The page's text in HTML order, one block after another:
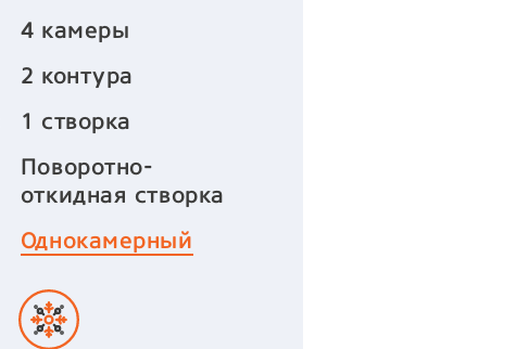
4 камеры
2 контура
1 створка
Поворотно-
откидная створка
Однокамерный